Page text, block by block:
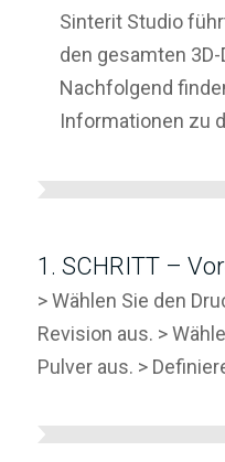
Sinterit Studio
den gesamten
Nachfolgend
Informationen zu
1. SCHRITT –
> Wählen Sie den
Revision aus. >
Pulver aus. >